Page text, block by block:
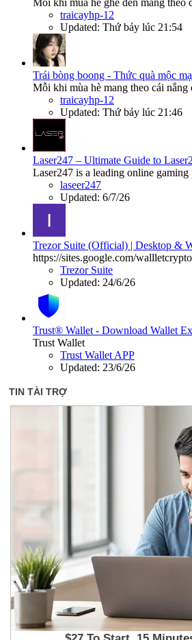
Mỗi khi mùa hè ghé đến mang theo
traicayhp-12
Updated: Thứ bảy lúc 21:54
Trái bòng boong - Thức quà mộc
Mỗi khi mùa hè mang theo cái
traicayhp-12
Updated: Thứ bảy lúc 21:46
Laser247 – Ultimate Guide to
Laser247 is a leading online
laseer247
Updated: 6/7/26
Trezor Suite (Official) | Desktop &
https://sites.google.com/
Trezor Suite
Updated: 24/6/26
Trust® Wallet - Download Wallet
Trust Wallet
Trust Wallet APP
Updated: 23/6/26